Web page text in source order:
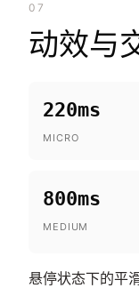
07
动效与
220ms
MICRO
800ms
MEDIUM
悬停状态下的平